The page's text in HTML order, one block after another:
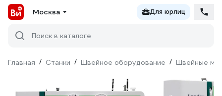
Москва Для юрлиц
Поиск в каталоге
Главная / Станки / Швейное оборудование / Швейные